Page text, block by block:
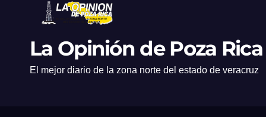
La Opinión de Poza Rica
El mejor diario de la zona norte del estado de veracruz